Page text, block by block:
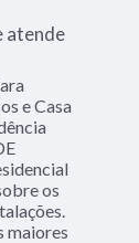
atende
e Casa
os
maiores